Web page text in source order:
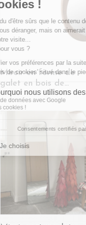
Miroir en forme de
galet en bois de
manguier L83 L -
BRUNO